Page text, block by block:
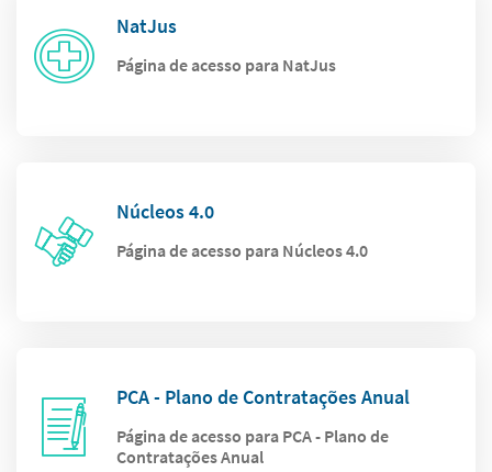
NatJus
Página de acesso para NatJus
Núcleos 4.0
Página de acesso para Núcleos 4.0
PCA - Plano de Contratações Anual
Página de acesso para PCA - Plano de
Contratações Anual